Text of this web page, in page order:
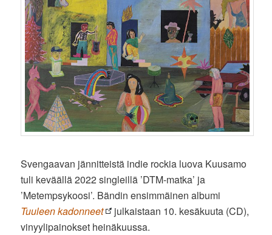
Svengaavan jännitteistä indie rockia luova Kuusamo
tuli keväällä 2022 singleillä ’DTM-matka’ ja
’Metempsykoosi’. Bändin ensimmäinen albumi
Tuuleen kadonneet
julkaistaan 10. kesäkuuta (CD),
vinyylipainokset heinäkuussa.